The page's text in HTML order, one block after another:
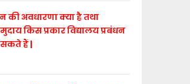
की अवधारणा क्या है तथा
किस प्रकार विद्यालय प्रबंधन
हैं |